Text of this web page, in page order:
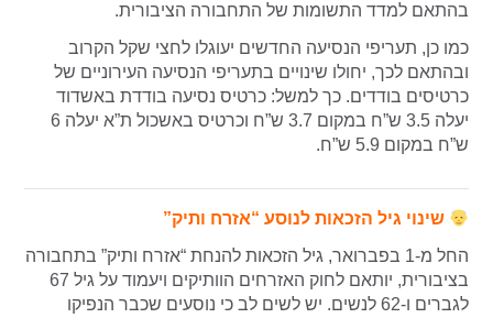
בהתאם למדד התשומות של התחבורה הציבורית.
כמו כן, תעריפי הנסיעה החדשים יעוגלו לחצי שקל הקרוב
ובהתאם לכך, יחולו שינויים בתעריפי הנסיעה העירוניים של
כרטיסים בודדים. כך למשל: כרטיס נסיעה בודדת באשדוד
יעלה 3.5 ש”ח במקום 3.7 ש”ח וכרטיס באשכול ת”א יעלה 6
ש”ח במקום 5.9 ש”ח.
שינוי גיל הזכאות לנוסע “אזרח ותיק”
החל מ-1 בפברואר, גיל הזכאות להנחת “אזרח ותיק” בתחבורה
בציבורית, יותאם לחוק האזרחים הוותיקים ויעמוד על גיל 67
לגברים ו-62 לנשים. יש לשים לב כי נוסעים שכבר הנפיקו